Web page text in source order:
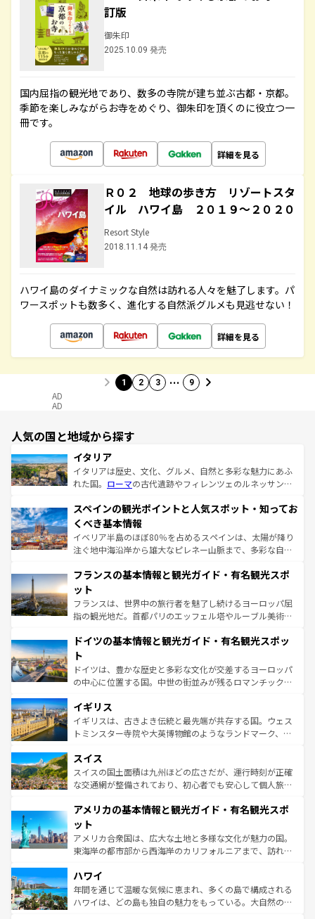
訂版
御朱印
2025.10.09 発売
国内屈指の観光地であり、数多の寺院が建ち並ぶ古都・京都。
季節を楽しみながらお寺をめぐり、御朱印を頂くのに役立つ一
冊です。
詳細を見る
Ｒ０２ 地球の歩き方 リゾートスタ
イル ハワイ島 ２０１９～２０２０
Resort Style
2018.11.14 発売
ハワイ島のダイナミックな自然は訪れる人々を魅了します。パ
ワースポットも数多く、進化する自然派グルメも見逃せない！
詳細を見る
1 2 3 … 9
AD
AD
人気の国と地域から探す
イタリア
イタリアは歴史、文化、グルメ、自然と多彩な魅力にあふ
れた国。 ローマの古代遺跡やフィレンツェのルネッサンス
ろん、トスカーナの美しい田園風景やアマルフィ海岸の絶
景など、自然景観も見逃せない。観光の合間には、本場の
ピザやパスタなど、絶品のイタリア料理を堪能することも
できる。朝目覚めてから夜眠るまで、すべての瞬間を楽し
なお、新着のイタリア情報はコンテンツ一覧を参照してほ
しい。
スペインの観光ポイントと人気スポット・知ってお
くべき基本情報
イベリア半島のほぼ80％を占めるスペインは、太陽が降り
注ぐ地中海沿岸から雄大なピレネー山脈まで、多彩な自然
文化が根付くこの国では、情熱的なフラメンコ、熱気あふ
れる闘牛、そして美味しいタパスが生活の一部となってい
る。首都マドリードの洗練された雰囲気や、バルセロナの
アートに溢れた街角から、地方では古代ローマ遺跡や中世
せる。地方によって風土や気候が異なるスペインはその個
ンテンツ一覧 を参照してほしい。
フランスの基本情報と観光ガイド・有名観光スポ
ット
フランスは、世界中の旅行者を魅了し続けるヨーロッパ屈
指の観光地だ。首都パリのエッフェル塔やルーブル美術館
で、幅広い魅力が詰まっている。華麗な宮殿、歴史的な大
聖堂、美しいビーチ、そして豊かな自然が、訪れる者を心
から魅了する。また、フランスは美食の国としても知ら
れ、フランス料理はユネスコ無形文化遺産にも登録されて
香り高いラベンダー畑など、多彩な楽しみ方が可能だ。さ
らに、パリ以外の地域にも魅力が溢れており、どの街角に
も豊かな歴史と文化が息づいている。パリ以外の個性あふ
を参照してほしい。
ドイツの基本情報と観光ガイド・有名観光スポッ
ト
ドイツは、豊かな歴史と多彩な文化が交差するヨーロッパ
の中心に位置する国。中世の街並みが残るロマンチック街
顔を持つこの国は、どこを歩いても飽きることがない。ベ
ルリンの文化的活気、バイエルン州のアルプスの絶景、そ
してライン川沿いのワイン畑といった風景は必見。ビール
は、お酒好きな人にはぜひ体験してほしい。 なお、新着の
ドイツ情報はコンテンツ一覧を参照してほしい。
イギリス
イギリスは、古きよき伝統と最先端が共存する国。ウェス
トミンスター寺院や大英博物館のようなランドマーク、歴
リアごとに異なる魅力がある。また、優雅なアフタヌーン
ティー、ビール好きにはたまらない英国パブ、サッカー観
戦など、本場だからこそできる体験も豊富。イギリスを旅
ンツ一覧を参照してほしい。
スイス
スイスの国土面積は九州ほどの広さだが、運行時刻が正確
な交通網が整備されており、初心者でも安心して個人旅行
の建物がそのまま残る町や、スイスならではのユニークな
博物館もあり、アルプス観光だけでなく町歩きも満喫する
ことができる。国民の所得が高いため物価も高いが、旅行
者向けの交通パス提供のサービスもあり、うまく活用すれ
着のスイス情報は
アメリカの基本情報と観光ガイド・有名観光スポ
ット
アメリカ合衆国は、広大な土地と多様な文化が魅力の国。
東海岸の都市部から西海岸のカリフォルニアまで、訪れる
のような巨大都市は、観光、ショッピング、エンターテイ
ンメントが詰まった刺激的なスポットだ。一方、アメリカ
西部には大自然が広がり、グランドキャニオンやイエロー
ハワイ
年間を通じて温暖な気候に恵まれ、多くの島で構成される
ハワイは、どの島も独自の魅力をもっている。大自然の神